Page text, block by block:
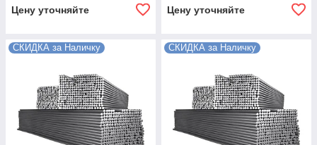
Цену уточняйте Цену уточняйте
СКИДКА за Наличку СКИДКА за Наличку